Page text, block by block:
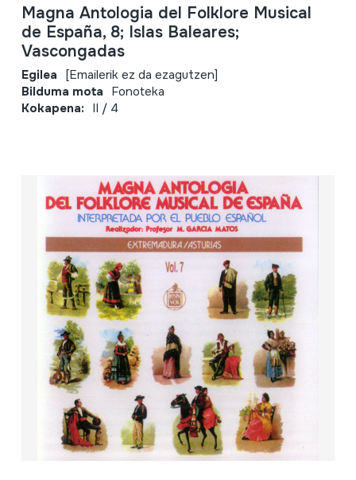
Magna Antologia del Folklore Musical
de España, 8; Islas Baleares;
Vascongadas
Egilea
[Emailerik ez da ezagutzen]
Bilduma mota Fonoteka
Kokapena: II / 4